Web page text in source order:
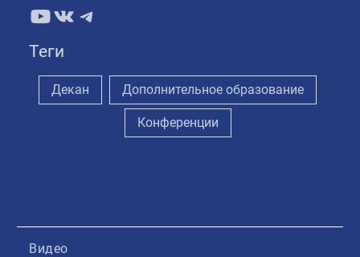
YouTube
ВКонтакте
Telegram
Теги
Декан Дополнительное образование
Конференции
Видео